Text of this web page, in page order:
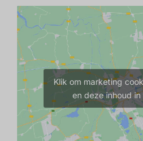
Klik om marketing
en deze inhoud